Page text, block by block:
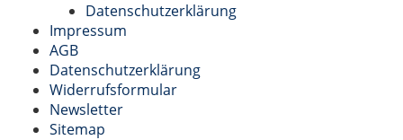
Datenschutzerklärung
Impressum
AGB
Datenschutzerklärung
Widerrufsformular
Newsletter
Sitemap